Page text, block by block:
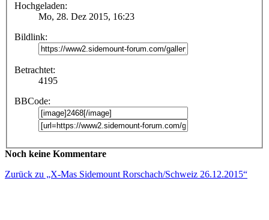
Hochgeladen:
Mo, 28. Dez 2015, 16:23
Bildlink:
Betrachtet:
4195
BBCode:
Noch keine Kommentare
Zurück zu „X-Mas Sidemount Rorschach/Schweiz 26.12.2015“